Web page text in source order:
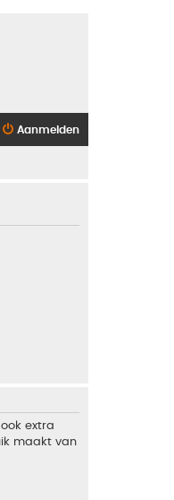
Aanmelden
extra
maakt van